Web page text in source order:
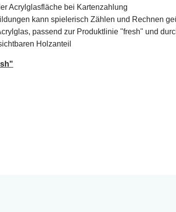
Acrylglasfläche bei Kartenzahlung
kann spielerisch Zählen und Rechnen
passend zur Produktlinie "fresh" und
Holzanteil